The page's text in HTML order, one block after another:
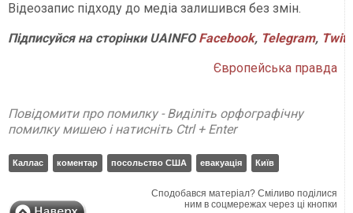
Відеозапис підходу до медіа залишився без змін.
ПідписуйсянасторінкиUAINFO Facebook, Telegram,
Європейська правда
Повідомити про помилку - Виділіть орфографічну
помилку мишею і натисніть Ctrl + Enter
Каллас коментар посольство США евакуація Київ
Сподобався матеріал? Сміливо поділися
ним в соцмережах через ці кнопки